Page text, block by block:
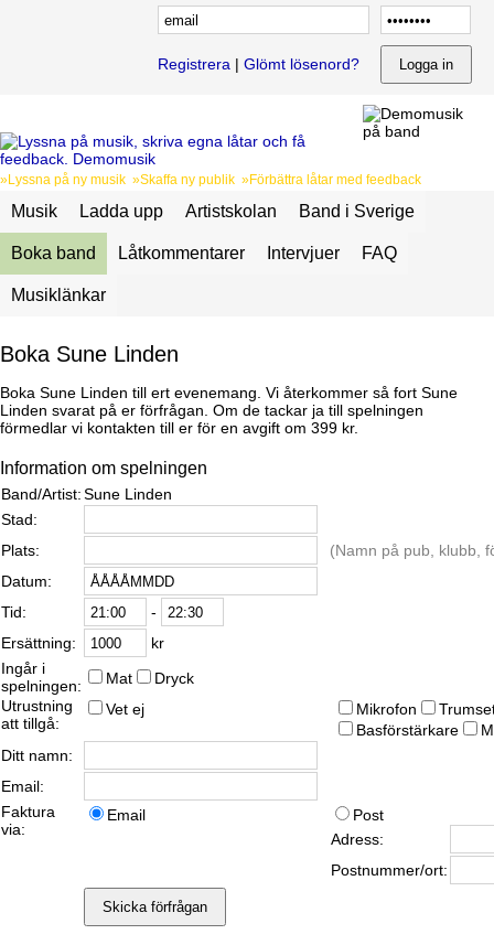
Registrera | Glömt lösenord?
»Lyssna på ny musik »Skaffa ny publik »Förbättra låtar med feedback
Musik Ladda upp Artistskolan Band i Sverige
Boka band Låtkommentarer Intervjuer FAQ
Musiklänkar
Boka Sune Linden
Boka Sune Linden till ert evenemang. Vi återkommer så fort Sune
Linden svarat på er förfrågan. Om de tackar ja till spelningen
förmedlar vi kontakten till er för en avgift om 399 kr.
Information om spelningen
Band/Artist:Sune Linden
Stad:
Plats:
(Namn på pub, klubb,
Datum:
Tid:
-
Ersättning:
kr
Ingår i
spelningen:
Mat
Dryck
Utrustning
att tillgå:
Vet ej Mikrofon
Basförstärkare
Ditt namn:
Email:
Faktura
via:
Email
Post
Adress:
Postnummer/ort: